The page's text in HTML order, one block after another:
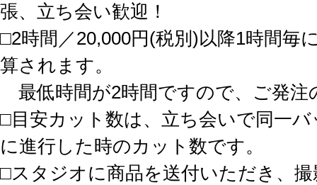
張、立ち会い歓迎！
□2時間／20,000円(税別)以降1時間毎
算されます。
最低時間が2時間ですので、ご発注
□目安カット数は、立ち会いで同一
に進行した時のカット数です。
□スタジオに商品を送付いただき、